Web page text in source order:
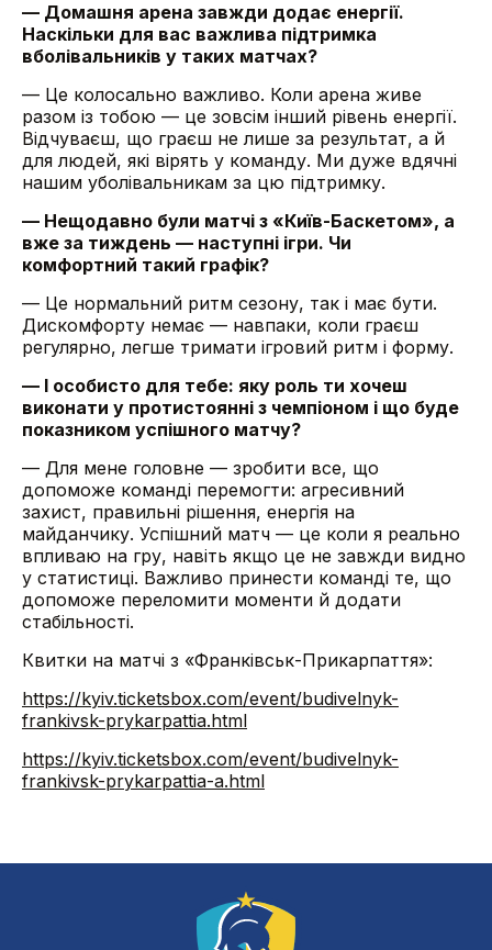
— Домашня арена завжди додає енергії.
Наскільки для вас важлива підтримка
вболівальників у таких матчах?
— Це колосально важливо. Коли арена живе
разом із тобою — це зовсім інший рівень енергії.
Відчуваєш, що граєш не лише за результат, а й
для людей, які вірять у команду. Ми дуже вдячні
нашим уболівальникам за цю підтримку.
— Нещодавно були матчі з «Київ-Баскетом», а
вже за тиждень — наступні ігри. Чи
комфортний такий графік?
— Це нормальний ритм сезону, так і має бути.
Дискомфорту немає — навпаки, коли граєш
регулярно, легше тримати ігровий ритм і форму.
— І особисто для тебе: яку роль ти хочеш
виконати у протистоянні з чемпіоном і що буде
показником успішного матчу?
— Для мене головне — зробити все, що
допоможе команді перемогти: агресивний
захист, правильні рішення, енергія на
майданчику. Успішний матч — це коли я реально
впливаю на гру, навіть якщо це не завжди видно
у статистиці. Важливо принести команді те, що
допоможе переломити моменти й додати
стабільності.
Квитки на матчі з «Франківськ-Прикарпаття»:
https://kyiv.ticketsbox.com/event/budivelnyk-
frankivsk-prykarpattia.html
https://kyiv.ticketsbox.com/event/budivelnyk-
frankivsk-prykarpattia-a.html